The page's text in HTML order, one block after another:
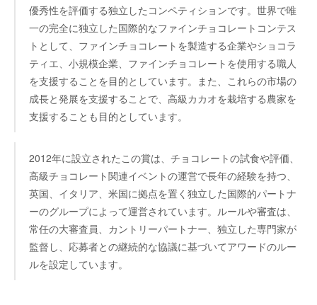
優秀性を評価する独立したコンペティションです。世界で唯
一の完全に独立した国際的なファインチョコレートコンテス
トとして、ファインチョコレートを製造する企業やショコラ
ティエ、小規模企業、ファインチョコレートを使用する職人
を支援することを目的としています。また、これらの市場の
成長と発展を支援することで、高級カカオを栽培する農家を
支援することも目的としています。
2012年に設立されたこの賞は、チョコレートの試食や評価、
高級チョコレート関連イベントの運営で長年の経験を持つ、
英国、イタリア、米国に拠点を置く独立した国際的パートナ
ーのグループによって運営されています。ルールや審査は、
常任の大審査員、カントリーパートナー、独立した専門家が
監督し、応募者との継続的な協議に基づいてアワードのルー
ルを設定しています。